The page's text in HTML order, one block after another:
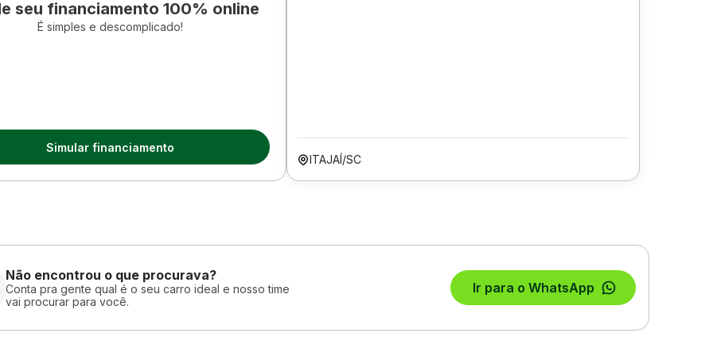
seu financiamento 100% online
É simples e descomplicado!
Simular financiamento
ITAJAÍ/SC
Não encontrou o que procurava?
Conta pra gente qual é o seu carro ideal e nosso time
vai procurar para você.
Ir para o WhatsApp